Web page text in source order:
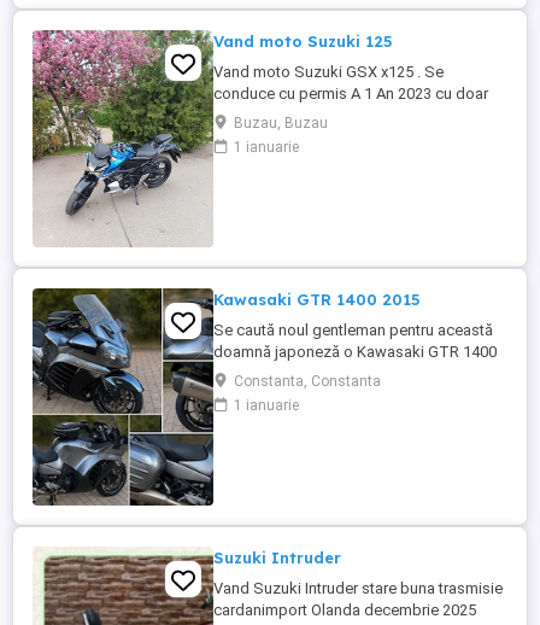
Vand moto Suzuki 125
Vand moto Suzuki GSX x125 . Se
conduce cu permis A 1 An 2023 cu doar
5000km Stare impecabila , fara cazaturi
ITP valabil pana in noiembrie 2027 Revizii
si schimb de ulei in service autorizat
Buzau, Buzau
1 ianuarie
Kawasaki GTR 1400 2015
Se caută noul gentleman pentru această
doamnă japoneză o Kawasaki GTR 1400
care încă întoarce priviri și iubește
kilometrii. A fost răsfățată, întreținută la
timp și tratată cu respect. O dau doar
Constanta, Constanta
1 ianuarie
Suzuki Intruder
Vand Suzuki Intruder stare buna trasmisie
cardanimport Olanda decembrie 2025